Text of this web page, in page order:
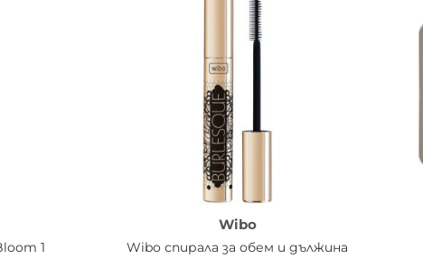
1
Wibo
Wibo спирала за обем и дължина